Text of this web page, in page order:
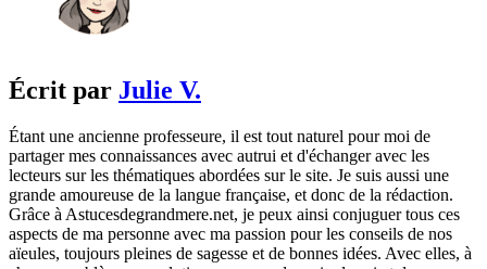
Écrit par Julie V.
Étant une ancienne professeure, il est tout naturel pour moi de
partager mes connaissances avec autrui et d'échanger avec les
lecteurs sur les thématiques abordées sur le site. Je suis aussi une
grande amoureuse de la langue française, et donc de la rédaction.
Grâce à Astucesdegrandmere.net, je peux ainsi conjuguer tous ces
aspects de ma personne avec ma passion pour les conseils de nos
aïeules, toujours pleines de sagesse et de bonnes idées. Avec elles, à